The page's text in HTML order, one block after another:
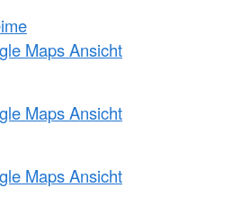
Maps Ansicht
Maps Ansicht
Maps Ansicht